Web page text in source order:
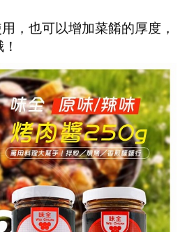
，也可以增加菜餚的厚度，